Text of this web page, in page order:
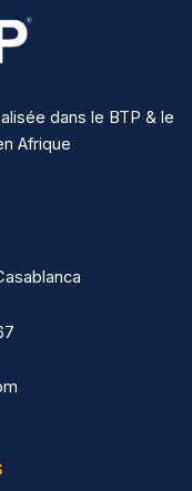
dans le BTP & le
Afrique